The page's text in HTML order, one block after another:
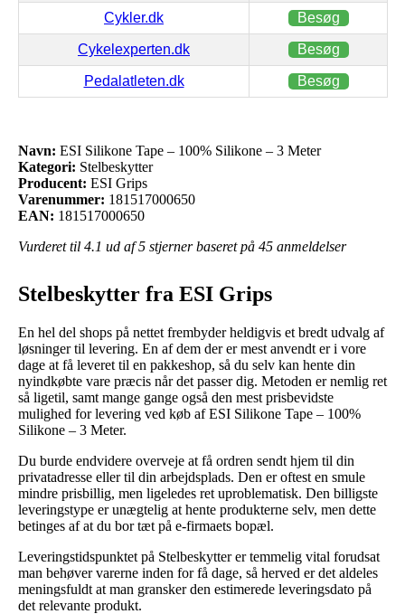
Cykler.dk Besøg
Cykelexperten.dk Besøg
Pedalatleten.dk Besøg
Navn: ESI Silikone Tape – 100% Silikone – 3 Meter
Kategori: Stelbeskytter
Producent: ESI Grips
Varenummer: 181517000650
EAN: 181517000650
Vurderet til 4.1 ud af 5 stjerner baseret på 45 anmeldelser
Stelbeskytter fra ESI Grips
En hel del shops på nettet frembyder heldigvis et bredt udvalg af
løsninger til levering. En af dem der er mest anvendt er i vore
dage at få leveret til en pakkeshop, så du selv kan hente din
nyindkøbte vare præcis når det passer dig. Metoden er nemlig ret
så ligetil, samt mange gange også den mest prisbevidste
mulighed for levering ved køb af ESI Silikone Tape – 100%
Silikone – 3 Meter.
Du burde endvidere overveje at få ordren sendt hjem til din
privatadresse eller til din arbejdsplads. Den er oftest en smule
mindre prisbillig, men ligeledes ret uproblematisk. Den billigste
leveringstype er unægtelig at hente produkterne selv, men dette
betinges af at du bor tæt på e-firmaets bopæl.
Leveringstidspunktet på Stelbeskytter er temmelig vital forudsat
man behøver varerne inden for få dage, så herved er det aldeles
meningsfuldt at man gransker den estimerede leveringsdato på
det relevante produkt.